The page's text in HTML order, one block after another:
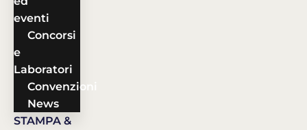
eventi
Concorsi
e
Laboratori
Convenzioni
News
STAMPA &